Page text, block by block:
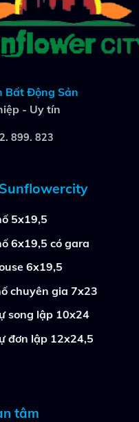
Bất Động Sản
- Uy tín
899. 823
5x19,5
6x19,5 có gara
6x19,5
chuyên gia 7x23
song lập 10x24
đơn lập 12x24,5
tâm